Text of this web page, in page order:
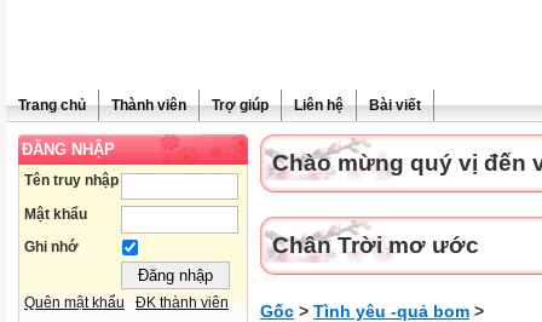
Trang chủ Thành viên Trợ giúp Liên hệ Bài viết
ĐĂNG NHẬP
Tên truy nhập
Mật khẩu
Ghi nhớ
Quên mật khẩu ĐK thành viên
Chào mừng quý vị đến
Chân Trời mơ ước
Gốc > Tình yêu -quả bom >